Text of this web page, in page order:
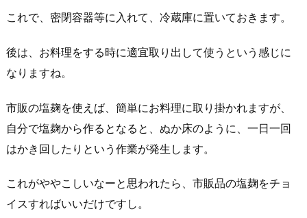
これで、密閉容器等に入れて、冷蔵庫に置いておきます。
後は、お料理をする時に適宜取り出して使うという感じに
なりますね。
市販の塩麹を使えば、簡単にお料理に取り掛かれますが、
自分で塩麹から作るとなると、ぬか床のように、一日一回
はかき回したりという作業が発生します。
これがややこしいなーと思われたら、市販品の塩麹をチョ
イスすればいいだけですし。